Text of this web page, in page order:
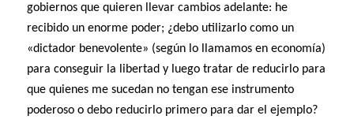
gobiernos que quieren llevar cambios adelante: he
recibido un enorme poder; ¿debo utilizarlo como un
«dictador benevolente» (según lo llamamos en economía)
para conseguir la libertad y luego tratar de reducirlo para
que quienes me sucedan no tengan ese instrumento
poderoso o debo reducirlo primero para dar el ejemplo?